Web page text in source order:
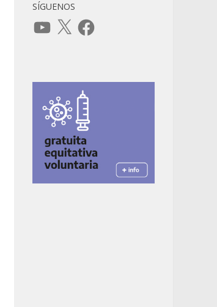
SÍGUENOS
YouTube
X Facebook